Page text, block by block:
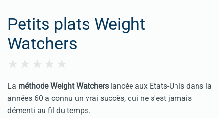
Petits plats Weight
Watchers
La méthode Weight Watchers lancée aux Etats-Unis dans la
années 60 a connu un vrai succès, qui ne s'est jamais
démenti au fil du temps.